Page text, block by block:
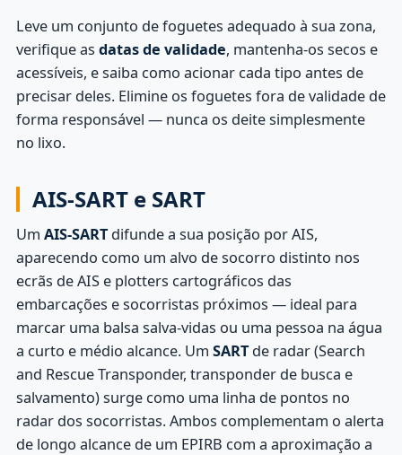
Leve um conjunto de foguetes adequado à sua zona,
verifique as datas de validade, mantenha-os secos e
acessíveis, e saiba como acionar cada tipo antes de
precisar deles. Elimine os foguetes fora de validade de
forma responsável — nunca os deite simplesmente
no lixo.
AIS-SART e SART
Um AIS-SARTdifunde a sua posição por AIS,
aparecendo como um alvo de socorro distinto nos
ecrãs de AIS e plotters cartográficos das
embarcações e socorristas próximos — ideal para
marcar uma balsa salva-vidas ou uma pessoa na água
a curto e médio alcance. Um SARTde radar (Search
and Rescue Transponder, transponder de busca e
salvamento) surge como uma linha de pontos no
radar dos socorristas. Ambos complementam o alerta
de longo alcance de um EPIRB com a aproximação a